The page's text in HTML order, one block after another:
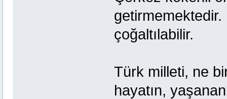
çoğaltılabilir.
Türk milleti, ne
hayatın,